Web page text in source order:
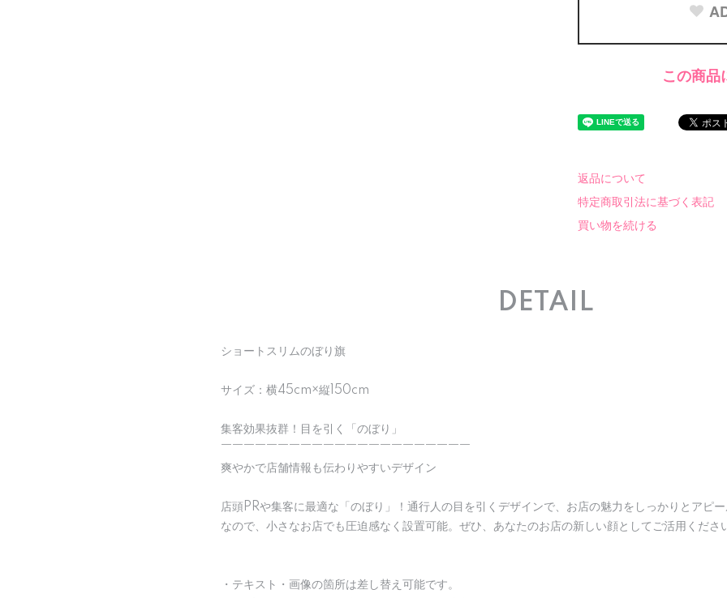
この商品
返品について
特定商取引法に基づく表記
買い物を続ける
DETAIL
ショートスリムのぼり旗
サイズ：横45cm×縦150cm
集客効果抜群！目を引く「のぼり」
￣￣￣￣￣￣￣￣￣￣￣￣￣￣￣￣￣￣￣￣￣￣
爽やかで店舗情報も伝わりやすいデザイン
店頭PRや集客に最適な「のぼり」！通行人の目を引くデザインで、お店の魅力をしっかりとアピ
なので、小さなお店でも圧迫感なく設置可能。ぜひ、あなたのお店の新しい顔としてご活用くださ
・テキスト・画像の箇所は差し替え可能です。